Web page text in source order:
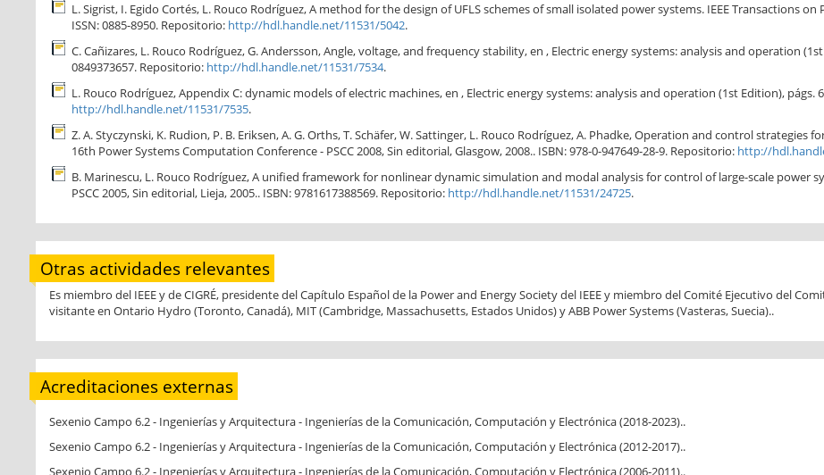
L. Sigrist, I. Egido Cortés, L. Rouco Rodríguez, A method for the design of UFLS schemes of small isolated power systems. IEEE Transactions on
ISSN: 0885-8950. Repositorio: http://hdl.handle.net/11531/5042.
C. Cañizares, L. Rouco Rodríguez, G. Andersson, Angle, voltage, and frequency stability, en , Electric energy systems: analysis and operation (1st
0849373657. Repositorio: http://hdl.handle.net/11531/7534.
L. Rouco Rodríguez, Appendix C: dynamic models of electric machines, en , Electric energy systems: analysis and operation (1st Edition), págs.
http://hdl.handle.net/11531/7535.
Z. A. Styczynski, K. Rudion, P. B. Eriksen, A. G. Orths, T. Schäfer, W. Sattinger, L. Rouco Rodríguez, A. Phadke, Operation and control
16th Power Systems Computation Conference - PSCC 2008, Sin editorial, Glasgow, 2008.. ISBN: 978-0-947649-28-9. Repositorio: http://
B. Marinescu, L. Rouco Rodríguez, A unified framework for nonlinear dynamic simulation and modal analysis for control of large-scale power
PSCC 2005, Sin editorial, Lieja, 2005.. ISBN: 9781617388569. Repositorio: http://hdl.handle.net/11531/24725.
Otras actividades relevantes
Es miembro del IEEE y de CIGRÉ, presidente del Capítulo Español de la Power and Energy Society del IEEE y miembro del Comité Ejecutivo del
visitante en Ontario Hydro (Toronto, Canadá), MIT (Cambridge, Massachusetts, Estados Unidos) y ABB Power Systems (Vasteras, Suecia)..
Acreditaciones externas
Sexenio Campo 6.2 - Ingenierías y Arquitectura - Ingenierías de la Comunicación, Computación y Electrónica (2018-2023)..
Sexenio Campo 6.2 - Ingenierías y Arquitectura - Ingenierías de la Comunicación, Computación y Electrónica (2012-2017)..
Sexenio Campo 6.2 - Ingenierías y Arquitectura - Ingenierías de la Comunicación, Computación y Electrónica (2006-2011)..